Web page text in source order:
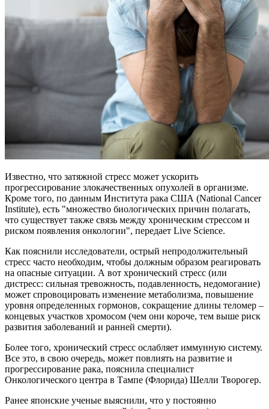
Известно, что затяжной стресс может ускорить
прогрессирование злокачественных опухолей в организме.
Кроме того, по данным Института рака США (National Cancer
Institute), есть "множество биологических причин полагать,
что существует также связь между хроническим стрессом и
риском появления онкологии", передает Live Science.
Как пояснили исследователи, острый непродолжительный
стресс часто необходим, чтобы должным образом реагировать
на опасные ситуации. А вот хронический стресс (или
дистресс: сильная тревожность, подавленность, недомогание)
может спровоцировать изменение метаболизма, повышение
уровня определенных гормонов, сокращение длины теломер –
концевых участков хромосом (чем они короче, тем выше риск
развития заболеваний и ранней смерти).
Более того, хронический стресс ослабляет иммунную систему.
Все это, в свою очередь, может повлиять на развитие и
прогрессирование рака, пояснила специалист
Онкологического центра в Тампе (Флорида) Шелли Творогер.
Ранее японские ученые выяснили, что у постоянно